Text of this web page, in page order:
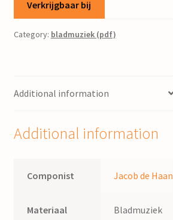
Verkrijgbaar bij
Category: bladmuziek (pdf)
Additional information
Additional information
Componist Jacob de Haan
Materiaal Bladmuziek